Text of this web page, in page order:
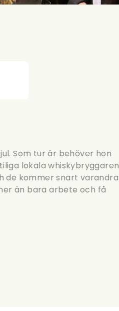
Som tur är behöver hon
lokala whiskybryggaren
de kommer snart varandra
än bara arbete och få